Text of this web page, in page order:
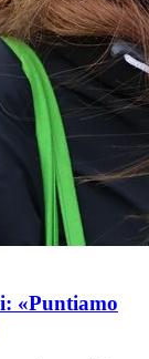
«Puntiamo